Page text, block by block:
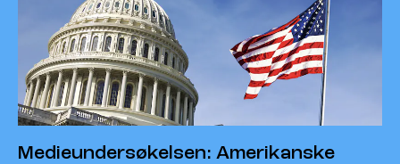
Medieundersøkelsen: Amerikanske